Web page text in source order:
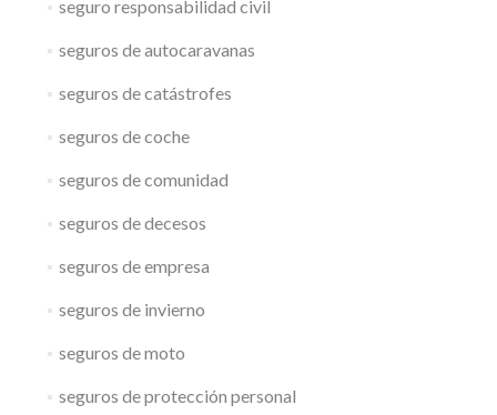
seguro responsabilidad civil
seguros de autocaravanas
seguros de catástrofes
seguros de coche
seguros de comunidad
seguros de decesos
seguros de empresa
seguros de invierno
seguros de moto
seguros de protección personal